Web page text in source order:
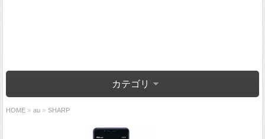
カテゴリ
HOME » au » SHARP